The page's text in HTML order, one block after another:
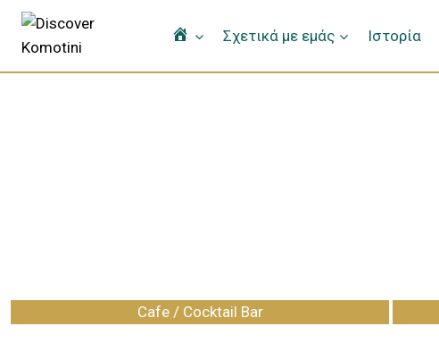
HomeΣχετικά με εμάς Ιστορία
Cafe / Cocktail Bar